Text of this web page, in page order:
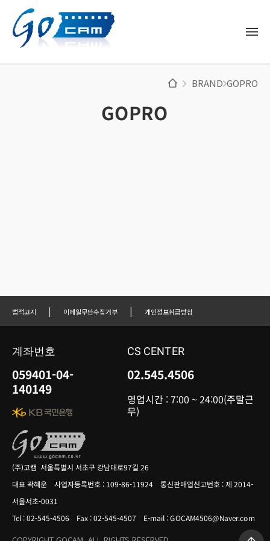
BRAND GOPRO
GOPRO
법적고지 | 이메일무단수집거부 | 개인정보취급방침
(주)고캠 서울특별시 서초구 강남대로97길 26
대표 곽혜운 사업자등록번호 : 109-86-11924 통신판매업신고번호 : 제 2014-
서울서초-0031
Tel : 02-545-4506 Fax : 02-545-4507 E-mail : GOCAM4506@Naver.com
계좌번호
059401-04-
140149
CS CENTER
02.545.4506
영업시간 : 7:00 ~ 24:00(주말근
무)